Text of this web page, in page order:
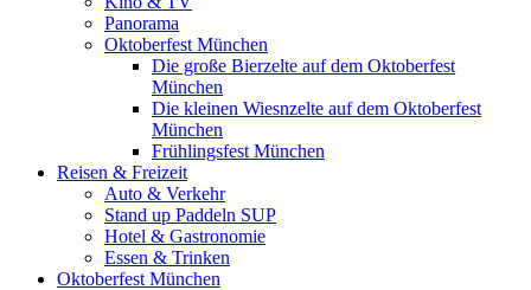
Panorama
Oktoberfest München
Die große Bierzelte auf dem Oktoberfest
München
Die kleinen Wiesnzelte auf dem Oktoberfest
München
Frühlingsfest München
Reisen & Freizeit
Auto & Verkehr
Stand up Paddeln SUP
Hotel & Gastronomie
Essen & Trinken
Oktoberfest München